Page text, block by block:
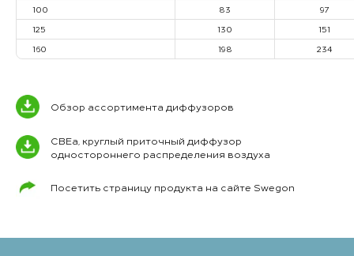
100
83
97
125
130
151
160
198 234
Обзор ассортимента диффузоров
CBEa, круглый приточный диффузор
одностороннего распределения воздуха
Посетить страницу продукта на сайте Swegon